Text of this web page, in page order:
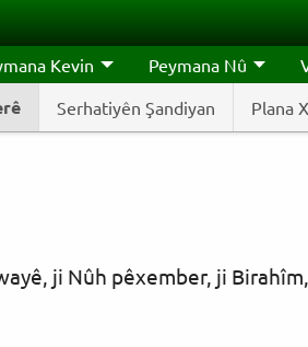
Kevin Peymana Nû
Serhatiyên Şandiyan Plana
ji Nûh pêxember, ji